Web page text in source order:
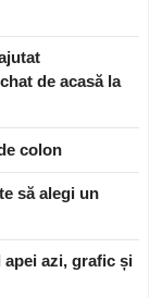
de acasă la
colon
să alegi un
apei azi, grafic și